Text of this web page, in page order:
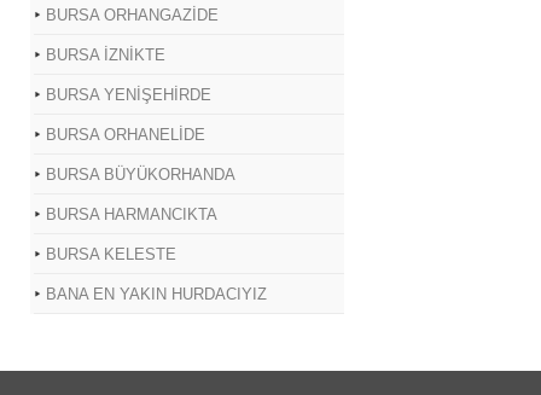
BURSA ORHANGAZİDE
BURSA İZNİKTE
BURSA YENİŞEHİRDE
BURSA ORHANELİDE
BURSA BÜYÜKORHANDA
BURSA HARMANCIKTA
BURSA KELESTE
BANA EN YAKIN HURDACIYIZ